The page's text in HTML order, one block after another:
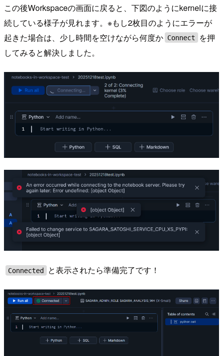
この後Workspaceの画面に戻ると、下図のようにkernelに接
続している様子が見れます。※もし2枚目のようにエラーが
起きた場合は、少し時間を空けながら何度か Connect
を押
してみると解決しました。
Connected と表示されたら準備完了です！